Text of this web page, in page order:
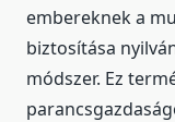
embereknek a
biztosítása
módszer. Ez